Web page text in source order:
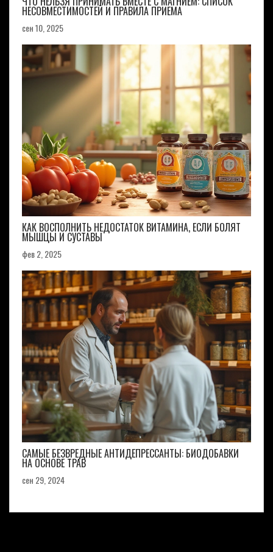
НЕСОВМЕСТИМОСТЕЙ И ПРАВИЛА ПРИЕМА
сен 10, 2025
КАК ВОСПОЛНИТЬ НЕДОСТАТОК ВИТАМИНА, ЕСЛИ БОЛЯТ
МЫШЦЫ И СУСТАВЫ
фев 2, 2025
САМЫЕ БЕЗВРЕДНЫЕ АНТИДЕПРЕССАНТЫ: БИОДОБАВКИ
НА ОСНОВЕ ТРАВ
сен 29, 2024